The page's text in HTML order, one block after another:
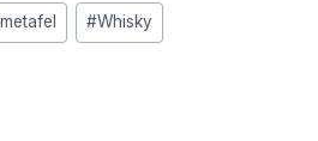
#Whisky